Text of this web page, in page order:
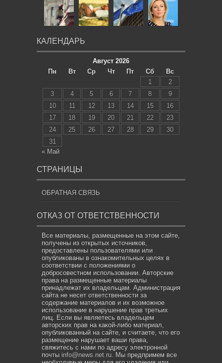
КАЛЕНДАРЬ
Август 2026
Пн
Вт Ср Чт Пт Сб
Вс
1
2
3
4 5 6 7 8
9
10
11 12 13 14 15
16
17
18 19 20 21 22
23
24
25 26 27 28 29
30
31
« Май
СТРАНИЦЫ
ОБРАТНАЯ СВЯЗЬ
ОТКАЗ ОТ ОТВЕТСТВЕННОСТИ
Все материалы, размещенные на этом сайте,
получены из открытых источников,
предоставлены пользователями или
опубликованы в ознакомительных целях в
соответствии с положениями о
добросовестном использовании. Авторские
права на размещенные материалы
принадлежат их владельцам. Администрация
сайта не несет ответственности за
содержание материалов и их возможное
использование в нарушение прав третьих
лиц. Если вы являетесь владельцем
авторских прав на какой-либо материал,
опубликованный на сайте, и считаете, что его
размещение нарушает ваши права,
свяжитесь с нами по адресу электронной
почты info@news.net.ru . Мы предпримем все